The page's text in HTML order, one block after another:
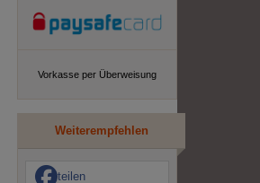
Vorkasse per Überweisung
Weiterempfehlen
teilen